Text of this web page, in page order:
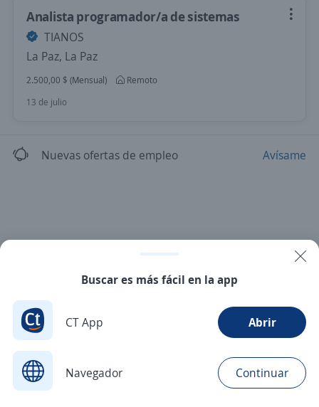
Analista programador/a de sistemas
TIANOS
La Paz, La Paz
2.500,00 $ (Mensual)
Remoto
13 de julio
Nuevas ofertas de empleo Avísame
Buscar es más fácil en la app
CT App Abrir
Navegador Continuar